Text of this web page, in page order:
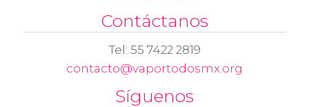
Contáctanos
Tel: 55 7422 2819
contacto@vaportodosmx.org
Síguenos